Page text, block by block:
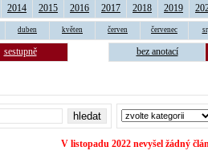
2014 2015 2016 2017 2018 2019
duben květen červen červenec
sestupně bez anotací
V listopadu 2022 nevyšel žádný